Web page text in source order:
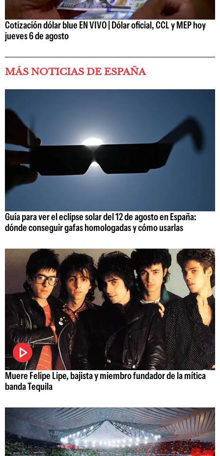
Cotización dólar blue EN VIVO | Dólar oficial, CCL y MEP hoy
jueves 6 de agosto
MÁS NOTICIAS DE ESPAÑA
Guía para ver el eclipse solar del 12 de agosto en España:
dónde conseguir gafas homologadas y cómo usarlas
Muere Felipe Lipe, bajista y miembro fundador de la mítica
banda Tequila